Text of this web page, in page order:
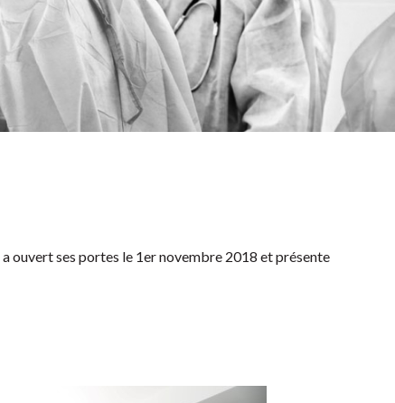
ouvert ses portes le 1er novembre 2018 et présente